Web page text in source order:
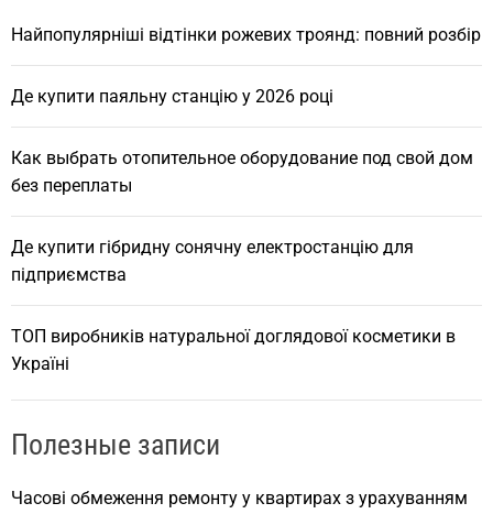
Найпопулярніші відтінки рожевих троянд: повний розбір
Де купити паяльну станцію у 2026 році
Как выбрать отопительное оборудование под свой дом
без переплаты
Де купити гібридну сонячну електростанцію для
підприємства
ТОП виробників натуральної доглядової косметики в
Україні
Полезные записи
Часові обмеження ремонту у квартирах з урахуванням